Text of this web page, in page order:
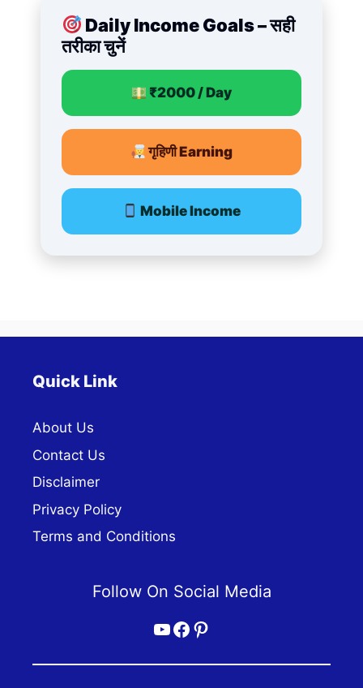
Daily Income Goals – सही
तरीका चुनें
₹2000 / Day
गृहिणी Earning
Mobile Income
Quick Link
About Us
Contact Us
Disclaimer
Privacy Policy
Terms and Conditions
Follow On Social Media
YouTube
Facebook
Pinterest